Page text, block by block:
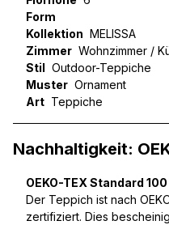
Form
Kollektion MELISSA
Zimmer Wohnzimmer /
Stil Outdoor-Teppiche
Muster Ornament
Art Teppiche
Nachhaltigkeit:
OEKO-TEX Standard 100
Der Teppich ist nach
zertifiziert. Dies